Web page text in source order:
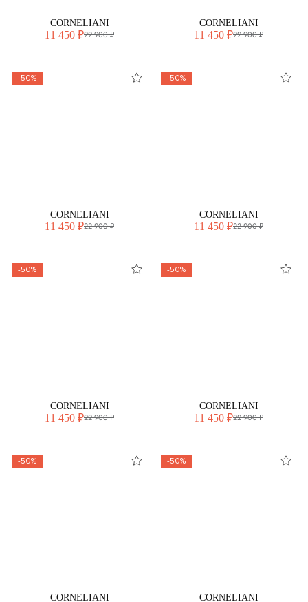
CORNELIANI
11 450 ₽22 900 ₽
CORNELIANI
11 450 ₽22 900 ₽
-50%
CORNELIANI
11 450 ₽22 900 ₽
-50%
CORNELIANI
11 450 ₽22 900 ₽
-50%
CORNELIANI
11 450 ₽22 900 ₽
-50%
CORNELIANI
11 450 ₽22 900 ₽
-50%
CORNELIANI
-50%
CORNELIANI